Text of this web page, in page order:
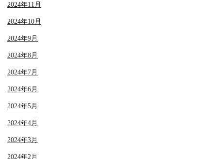
2024年11月
2024年10月
2024年9月
2024年8月
2024年7月
2024年6月
2024年5月
2024年4月
2024年3月
2024年2月